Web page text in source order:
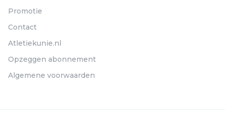
Promotie
Contact
Atletiekunie.nl
Opzeggen abonnement
Algemene voorwaarden